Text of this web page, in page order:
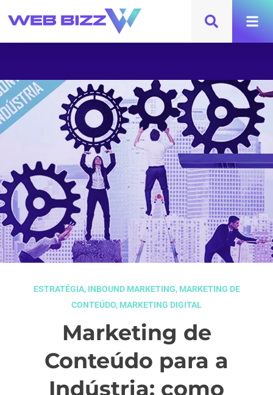
ESTRATÉGIA, INBOUND MARKETING, MARKETING DE
CONTEÚDO, MARKETING DIGITAL
Marketing de
Conteúdo para a
Indústria: como